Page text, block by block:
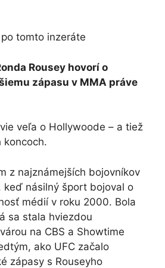
tomto inzeráte
Rousey hovorí o
zápasu v MMA práve
veľa o Hollywoode – a tiež
koncoch.
z najznámejších bojovníkov
keď násilný šport bojoval o
médií v roku 2000. Bola
sa stala hviezdou
na CBS a Showtime
ako UFC začalo
zápasy s Rouseyho